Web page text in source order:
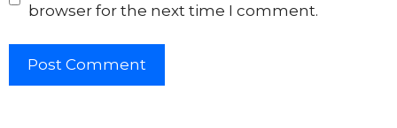
browser for the next time I comment.